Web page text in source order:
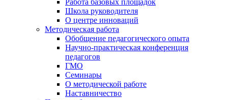
Работа базовых площадок
Школа руководителя
О центре инноваций
Методическая работа
Обобщение педагогического опыта
Научно-практическая конференция
педагогов
ГМО
Семинары
О методической работе
Наставничество